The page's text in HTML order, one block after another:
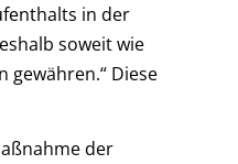
in der
soweit wie
gewähren.“ Diese
der